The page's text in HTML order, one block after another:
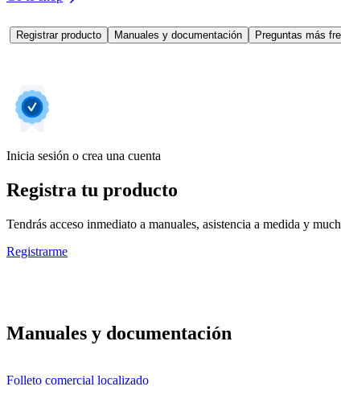
Registrar producto Manuales y documentación Preguntas más
Inicia sesión o crea una cuenta
Registra tu producto
Tendrás acceso inmediato a manuales, asistencia a medida y
Registrarme
Manuales y documentación
Folleto comercial localizado